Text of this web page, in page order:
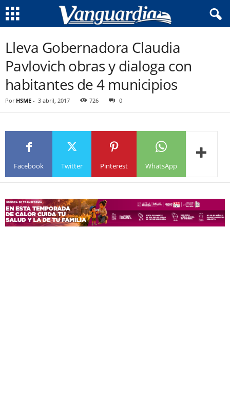
Lleva Gobernadora Claudia
Pavlovich obras y dialoga con
habitantes de 4 municipios
Por HSME - 3 abril, 2017 726 0
Facebook Twitter Pinterest WhatsApp